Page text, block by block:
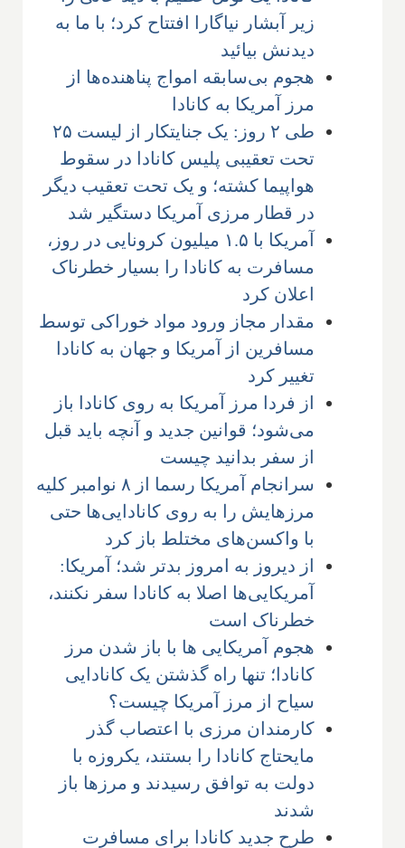
زیر آبشار نیاگارا افتتاح کرد؛ با ما به
دیدنش بیائید
هجوم بی‌سابقه امواج پناهنده‌ها از
مرز آمریکا به کانادا
طی ۲ روز: یک جنایتکار از لیست ۲۵
تحت تعقیبی پلیس کانادا در سقوط
هواپیما کشته؛ و یک تحت تعقیب دیگر
در قطار مرزی آمریکا دستگیر شد
آمریکا با ۱.۵ میلیون کرونایی در روز،
مسافرت به کانادا را بسیار خطرناک
اعلان کرد
مقدار مجاز ورود مواد خوراکی توسط
مسافرین از آمریکا و جهان به کانادا
تغییر کرد
از فردا مرز آمریکا به روی کانادا باز
می‌شود؛ قوانین جدید و آنچه باید قبل
از سفر بدانید چیست
سرانجام آمریکا رسما از ۸ نوامبر کلیه
مرزهایش را به روی کانادایی‌ها حتی
با واکسن‌های مختلط باز کرد
از دیروز به امروز بدتر شد؛ آمریکا:
آمریکایی‌ها اصلا به کانادا سفر نکنند،
خطرناک است
هجوم آمریکایی ها با باز شدن مرز
کانادا؛ تنها راه گذشتن یک کانادایی
سیاح از مرز آمریکا چیست؟
کارمندان مرزی با اعتصاب گذر
مایحتاج کانادا را بستند، یکروزه با
دولت به توافق رسیدند و مرزها باز
شدند
طرح جدید کانادا برای مسافرت